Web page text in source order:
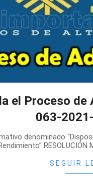
el Proceso de
063-
denominado
RESOLUCIÓN
SEGUIR